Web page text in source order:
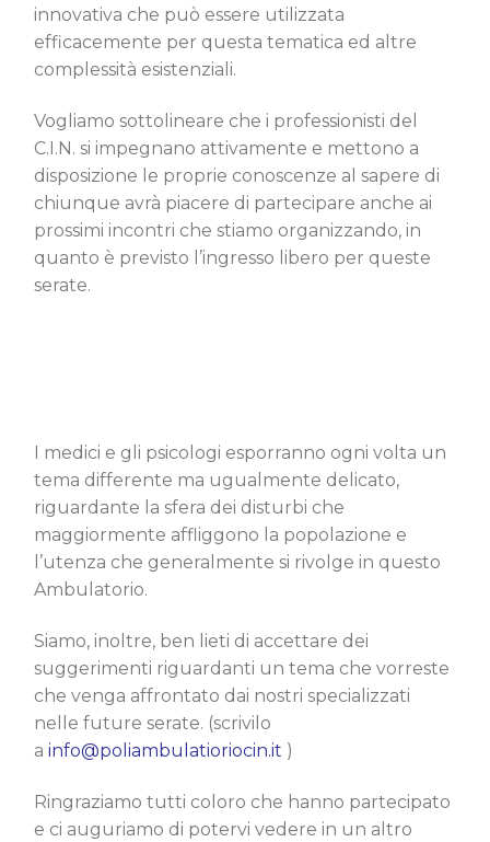
innovativa che può essere utilizzata
efficacemente per questa tematica ed altre
complessità esistenziali.
Vogliamo sottolineare che i professionisti del
C.I.N. si impegnano attivamente e mettono a
disposizione le proprie conoscenze al sapere di
chiunque avrà piacere di partecipare anche ai
prossimi incontri che stiamo organizzando, in
quanto è previsto l’ingresso libero per queste
serate.
I medici e gli psicologi esporranno ogni volta un
tema differente ma ugualmente delicato,
riguardante la sfera dei disturbi che
maggiormente affliggono la popolazione e
l’utenza che generalmente si rivolge in questo
Ambulatorio.
Siamo, inoltre, ben lieti di accettare dei
suggerimenti riguardanti un tema che vorreste
che venga affrontato dai nostri specializzati
nelle future serate. (scrivilo
ainfo@poliambulatioriocin.it )
Ringraziamo tutti coloro che hanno partecipato
e ci auguriamo di potervi vedere in un altro